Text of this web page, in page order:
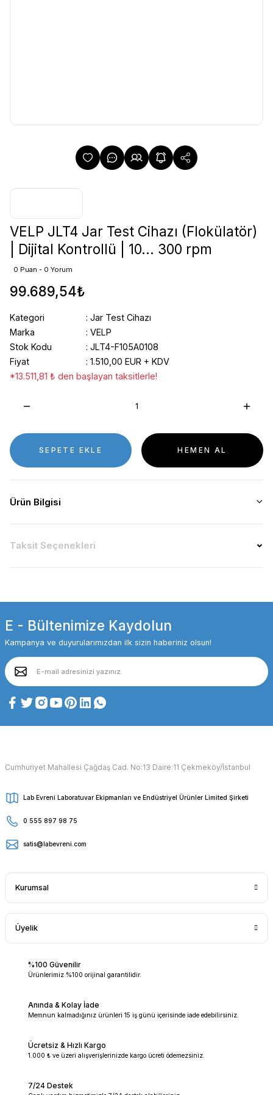
VELP JLT4 Jar Test Cihazı (Flokülatör)
| Dijital Kontrollü | 10... 300 rpm
0 Puan - 0 Yorum
99.689,54₺
Kategori
Jar Test Cihazı
Marka
VELP
Stok Kodu
JLT4-F105A0108
Fiyat
1.510,00 EUR + KDV
*13.511,81 ₺ den başlayan taksitlerle!
SEPETE EKLE HEMEN AL
Ürün Bilgisi
Taksit Seçenekleri
E - Bültenimize Kaydolun
Kampanya ve duyurularımızdan ilk sizin haberiniz olsun!
Cumhuriyet Mahallesi Çağdaş Cad. No:13 Daire:11 Çekmeköy/İstanbul
Lab Evreni Laboratuvar Ekipmanları ve Endüstriyel Ürünler Limited Şirketi
0 555 897 98 75
satis@labevreni.com
Kurumsal
Üyelik
%100 Güvenilir
Ürünlerimiz %100 orijinal garantilidir.
Anında & Kolay İade
Memnun kalmadığınız ürünleri 15 iş günü içerisinde iade edebilirsiniz.
Ücretsiz & Hızlı Kargo
1.000 ₺ ve üzeri alışverişlerinizde kargo ücreti ödemezsiniz.
7/24 Destek